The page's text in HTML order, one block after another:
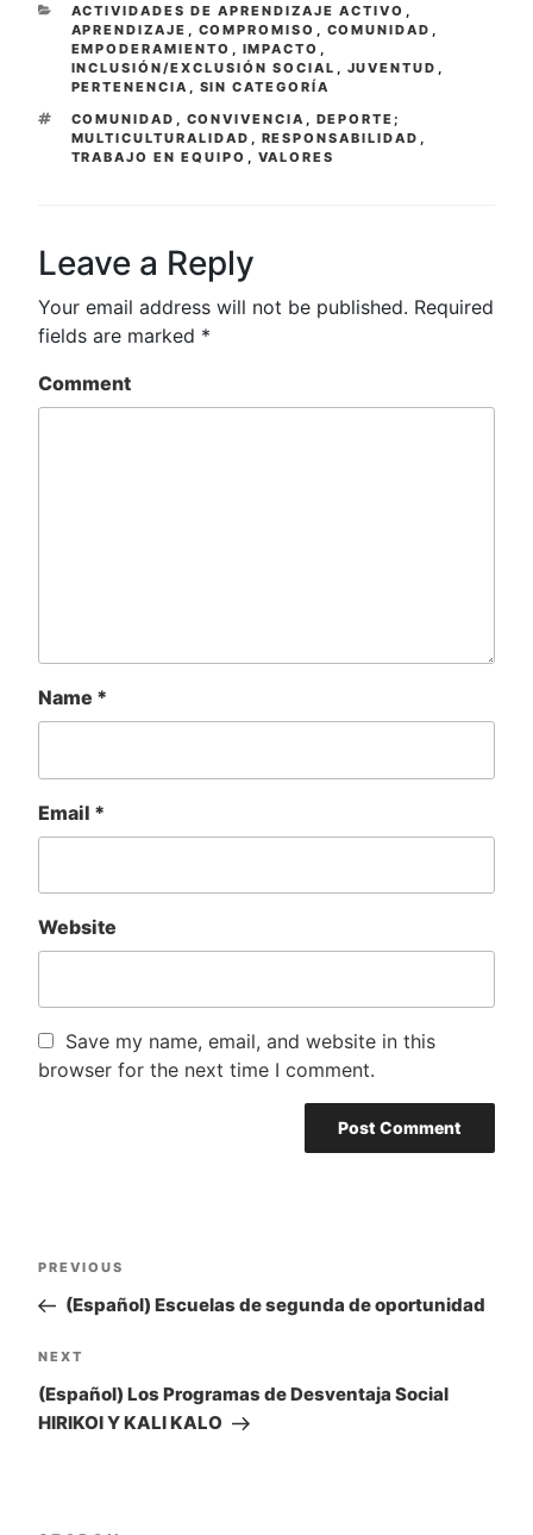
CATEGORIES
ACTIVIDADES DE APRENDIZAJE ACTIVO ,
APRENDIZAJE , COMPROMISO , COMUNIDAD ,
EMPODERAMIENTO , IMPACTO ,
INCLUSIÓN/EXCLUSIÓN SOCIAL , JUVENTUD ,
PERTENENCIA , SIN CATEGORÍA
TAGS
COMUNIDAD , CONVIVENCIA , DEPORTE;
MULTICULTURALIDAD , RESPONSABILIDAD ,
TRABAJO EN EQUIPO , VALORES
Leave a Reply
Your email address will not be published. Required
fields are marked *
Comment
Name *
Email *
Website
Save my name, email, and website in this
browser for the next time I comment.
Post
navigation
Previous
Post
PREVIOUS
(Español) Escuelas de segunda de oportunidad
Next
Post
NEXT
(Español) Los Programas de Desventaja Social
HIRIKOI Y KALI KALO